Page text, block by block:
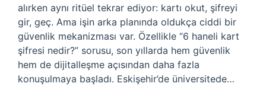
alırken aynı ritüel tekrar ediyor: kartı okut, şifreyi
gir, geç. Ama işin arka planında oldukça ciddi bir
güvenlik mekanizması var. Özellikle “6 haneli kart
şifresi nedir?” sorusu, son yıllarda hem güvenlik
hem de dijitalleşme açısından daha fazla
konuşulmaya başladı. Eskişehir’de üniversitede…